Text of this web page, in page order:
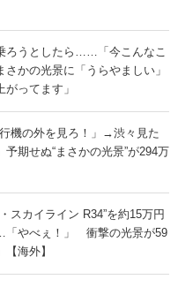
ろうとしたら……「今こんなこ
かの光景に「うらやましい」
がってます」
機の外を見ろ！」→渋々見た
期せぬ“まさかの光景”が294万
スカイライン R34”を約15万円
やべぇ！」 衝撃の光景が59
海外】